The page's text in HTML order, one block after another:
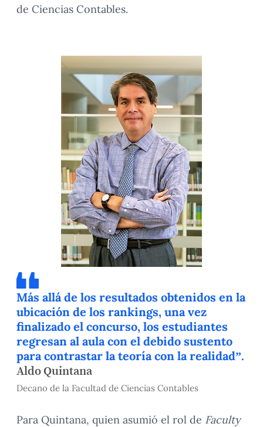
de Ciencias Contables.
Más allá de los resultados obtenidos en la
ubicación de los rankings, una vez
finalizado el concurso, los estudiantes
regresan al aula con el debido sustento
para contrastar la teoría con la realidad”.
Aldo Quintana
Decano de la Facultad de Ciencias Contables
Para Quintana, quien asumió el rol de Faculty